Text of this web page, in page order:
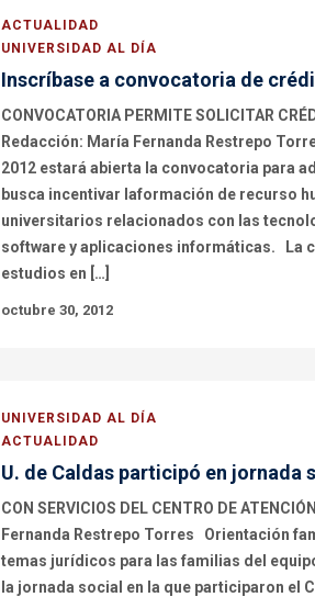
ACTUALIDAD
UNIVERSIDAD AL DÍA
Inscríbase a convocatoria de
CONVOCATORIA PERMITE SOLICITAR
Redacción: María Fernanda Restrepo
2012 estará abierta la convocatoria para
busca incentivar laformación de recurso
universitarios relacionados con las
software y aplicaciones informáticas. La
estudios en […]
octubre 30, 2012
UNIVERSIDAD AL DÍA
ACTUALIDAD
U. de Caldas participó en
CON SERVICIOS DEL CENTRO DE
Fernanda Restrepo Torres Orientación
temas jurídicos para las familias del
la jornada social en la que participaron el